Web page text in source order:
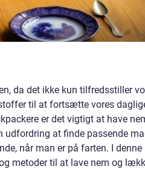
da det ikke kun tilfredsstiller
til at fortsætte vores
er det vigtigt at have
at finde passende
når man er på farten. I denne
metoder til at lave nem og